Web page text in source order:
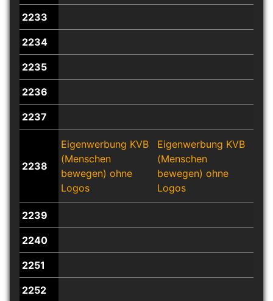
2233
2234
2235
2236
2237
2238
Eigenwerbung KVB
(Menschen
bewegen) ohne
Logos
Eigenwerbung KVB
(Menschen
bewegen) ohne
Logos
2239
2240
2251
2252